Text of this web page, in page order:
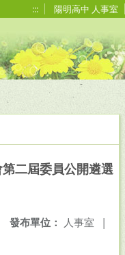
::: 陽明高中 人事室
二屆委員公開遴選
發布單位： 人事室 |